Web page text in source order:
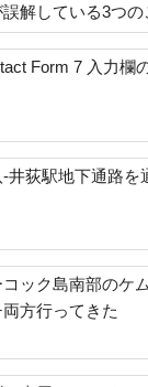
誤解している3つの
Form 7 入力欄
井荻駅地下通路を
コック島南部のケ
両方行ってきた